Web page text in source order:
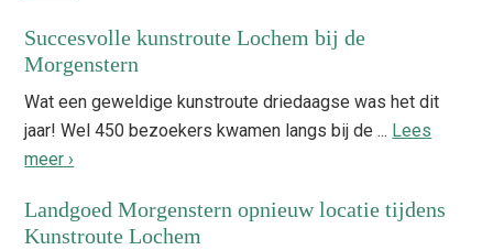
Succesvolle kunstroute Lochem bij de
Morgenstern
Wat een geweldige kunstroute driedaagse was het dit
jaar! Wel 450 bezoekers kwamen langs bij de ... Lees
meer ›
Landgoed Morgenstern opnieuw locatie tijdens
Kunstroute Lochem